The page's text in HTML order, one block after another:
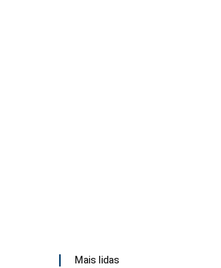
Mais lidas